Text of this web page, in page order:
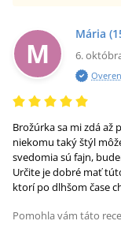
M
Mária
6.
Brožúrka sa mi zdá až
niekomu taký štýl
svedomia sú fajn,
Určite je dobré mať
ktorí po dlhšom čase
Pomohla vám táto